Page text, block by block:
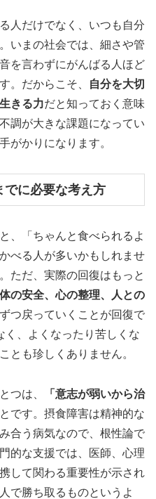
人だけでなく、いつも自分
いまの社会では、細さや管
を言わずにがんばる人ほど
。だからこそ、
自分を大切
きる力だと知っておく意味
調が大きな課題になってい
がかりになります。
でに必要な考え方
、「ちゃんと食べられるよ
べる人が多いかもしれませ
ただ、実際の回復はもっと
の安全、心の整理、人との
つ戻っていくことが回復で
く、よくなったり苦しくな
とも珍しくありません。
つは、
「意志が弱いから治
です。摂食障害は精神的な
合う病気なので、根性論で
的な支援では、医師、心理
して関わる重要性が示され
で勝ち取るものというよ